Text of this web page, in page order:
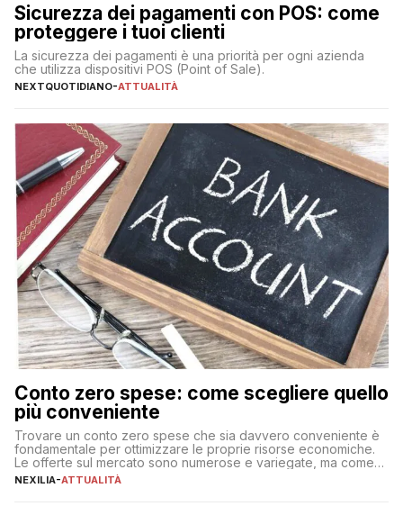
Sicurezza dei pagamenti con POS: come
proteggere i tuoi clienti
La sicurezza dei pagamenti è una priorità per ogni azienda
che utilizza dispositivi POS (Point of Sale).
NEXTQUOTIDIANO-ATTUALITÀ
Conto zero spese: come scegliere quello
più conveniente
Trovare un conto zero spese che sia davvero conveniente è
fondamentale per ottimizzare le proprie risorse economiche.
Le offerte sul mercato sono numerose e variegate, ma come
individuare quella più adatta alle proprie esigenze senza
NEXILIA-ATTUALITÀ